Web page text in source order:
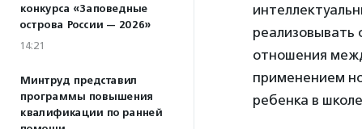
конкурса «Заповедные
острова России — 2026»
14:21
Минтруд представил
программы повышения
квалификации по ранней
реализовывать
отношения
применением
ребенка в